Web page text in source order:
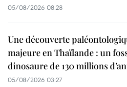
05/08/2026 08:28
Une découverte
majeure en Thaïlande : un
dinosaure de 130 millions
05/08/2026 03:27